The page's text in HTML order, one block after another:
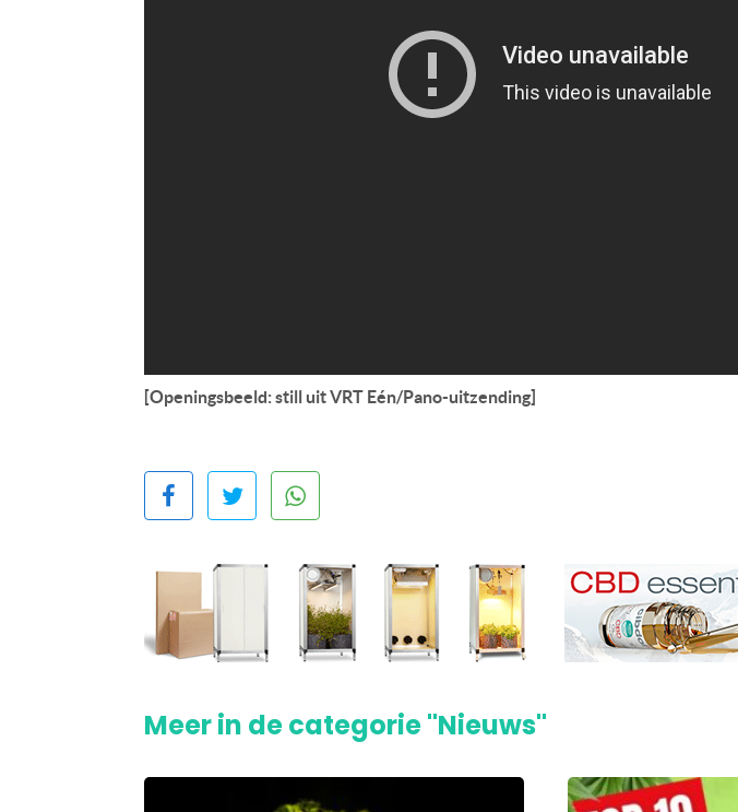
[Openingsbeeld: still uit VRT Eén/Pano-uitzending]
Meer in de categorie "Nieuws"